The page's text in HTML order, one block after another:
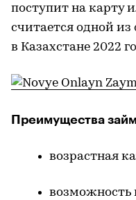
поступит на карту
считается одной
в Казахстане 2022
Преимущества
возрастная
возможность